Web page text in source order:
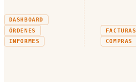
DASHBOARD
ÓRDENES
INFORMES
FACTURAS
COMPRAS